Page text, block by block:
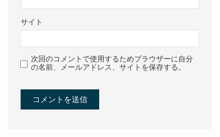
サイト
次回のコメントで使用するためブラウザーに自分
の名前、メールアドレス、サイトを保存する。